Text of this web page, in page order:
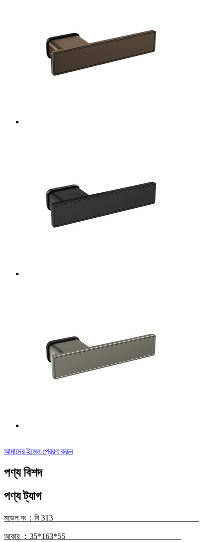
আমাদের ইমেল প্রেরণ করুন
পণ্য বিশদ
পণ্য ট্যাগ
মডেল নং ： বি 313
আকার ： 35*163*55